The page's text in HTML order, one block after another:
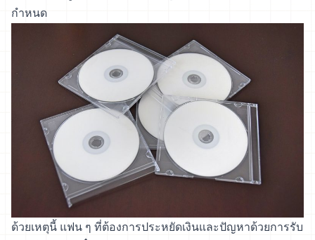
กำหนด
ด้วยเหตุนี้ แฟน ๆ ที่ต้องการประหยัดเงินและปัญหาด้วยการรับ